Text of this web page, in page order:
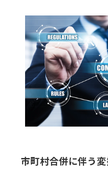
市町村合併に伴う